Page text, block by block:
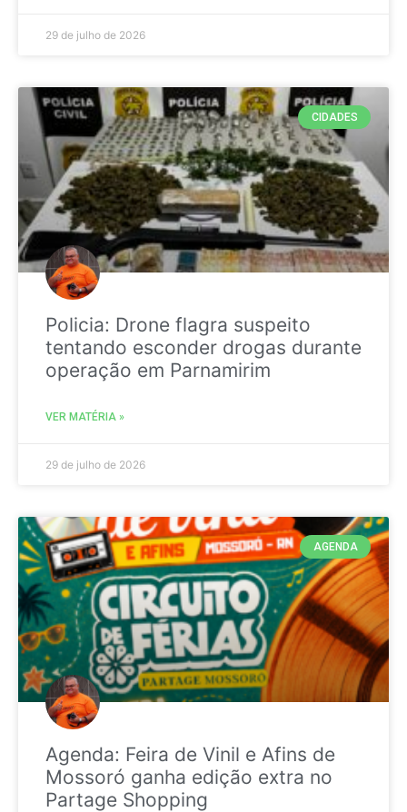
29 de julho de 2026
CIDADES
Policia: Drone flagra suspeito
tentando esconder drogas durante
operação em Parnamirim
VER MATÉRIA »
29 de julho de 2026
AGENDA
Agenda: Feira de Vinil e Afins de
Mossoró ganha edição extra no
Partage Shopping